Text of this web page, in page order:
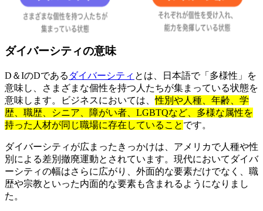
ダイバーシティの意味
D＆IのDである ダイバーシティ とは、日本語で「多様性」を
意味し、さまざまな個性を持つ人たちが集まっている状態を
意味します。ビジネスにおいては、性別や人種、年齢、学
歴、職歴、シニア、障がい者、LGBTQなど、多様な属性を
持った人材が同じ職場に存在していること です。
ダイバーシティが広まったきっかけは、アメリカで人種や性
別による差別撤廃運動とされています。現代においてダイバ
ーシティの幅はさらに広がり、外面的な要素だけでなく、職
歴や宗教といった内面的な要素も含まれるようになりまし
た。